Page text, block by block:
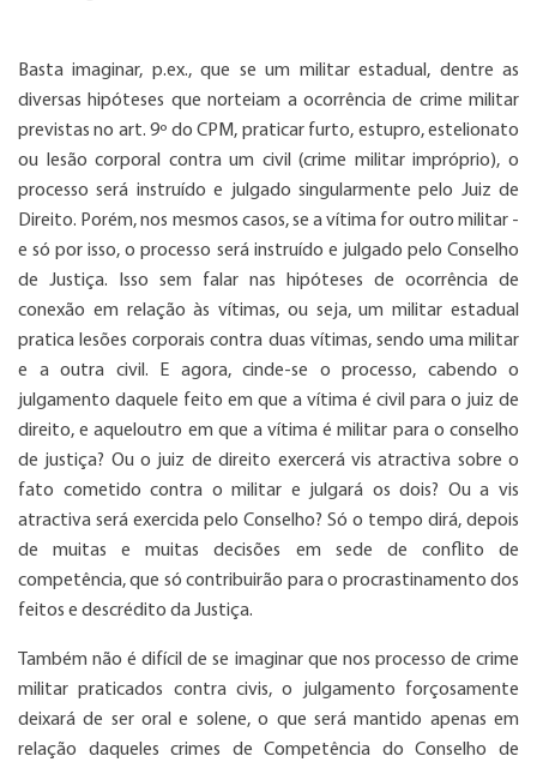
Basta imaginar, p.ex., que se um militar estadual, dentre as
diversas hipóteses que norteiam a ocorrência de crime militar
previstas no art. 9º do CPM, praticar furto, estupro, estelionato
ou lesão corporal contra um civil (crime militar impróprio), o
processo será instruído e julgado singularmente pelo Juiz de
Direito. Porém, nos mesmos casos, se a vítima for outro militar -
e só por isso, o processo será instruído e julgado pelo Conselho
de Justiça. Isso sem falar nas hipóteses de ocorrência de
conexão em relação às vítimas, ou seja, um militar estadual
pratica lesões corporais contra duas vítimas, sendo uma militar
e a outra civil. E agora, cinde-se o processo, cabendo o
julgamento daquele feito em que a vítima é civil para o juiz de
direito, e aqueloutro em que a vítima é militar para o conselho
de justiça? Ou o juiz de direito exercerá vis atractiva sobre o
fato cometido contra o militar e julgará os dois? Ou a vis
atractiva será exercida pelo Conselho? Só o tempo dirá, depois
de muitas e muitas decisões em sede de conflito de
competência, que só contribuirão para o procrastinamento dos
feitos e descrédito da Justiça.
Também não é difícil de se imaginar que nos processo de crime
militar praticados contra civis, o julgamento forçosamente
deixará de ser oral e solene, o que será mantido apenas em
relação daqueles crimes de Competência do Conselho de